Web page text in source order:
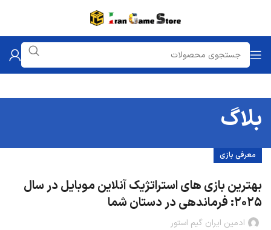
بلاگ
معرفی بازی
بهترین بازی های استراتژیک آنلاین موبایل در سال
2025: فرماندهی در دستان شما
ادمین ایران گیم استور